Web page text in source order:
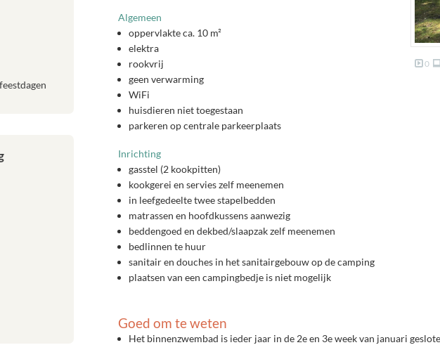
0
Algemeen
oppervlakte ca. 10 m²
elektra
rookvrij
geen verwarming
WiFi
huisdieren niet toegestaan
parkeren op centrale parkeerplaats
Inrichting
gasstel (2 kookpitten)
kookgerei en servies zelf meenemen
in leefgedeelte twee stapelbedden
matrassen en hoofdkussens aanwezig
beddengoed en dekbed/slaapzak zelf meenemen
bedlinnen te huur
sanitair en douches in het sanitairgebouw op de camping
plaatsen van een campingbedje is niet mogelijk
Goed om te weten
Het binnenzwembad is ieder jaar in de 2e en 3e week van januari